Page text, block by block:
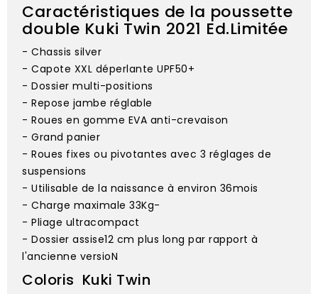
Caractéristiques de la poussette
double Kuki Twin 2021 Ed.Limitée
- Chassis silver
- Capote XXL déperlante UPF50+
- Dossier multi-positions
- Repose jambe réglable
- Roues en gomme EVA anti-crevaison
- Grand panier
- Roues fixes ou pivotantes avec 3 réglages de
suspensions
- Utilisable de la naissance à environ 36mois
- Charge maximale 33Kg-
- Pliage ultracompact
- Dossier assise12 cm plus long par rapport à
l'ancienne versioN
Coloris Kuki Twin